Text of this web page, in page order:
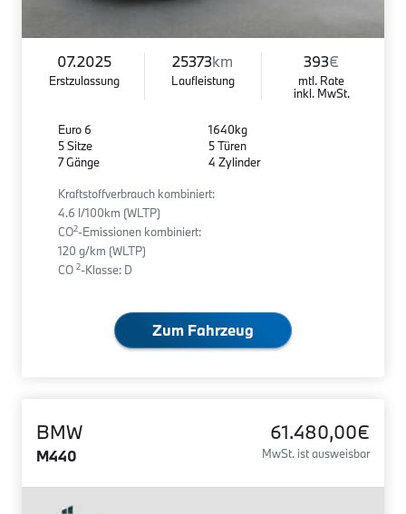
07.2025
Erstzulassung
25373km
Laufleistung
393€
mtl. Rate
inkl. MwSt.
Euro 6
5 Sitze
7 Gänge
1640kg
5 Türen
4 Zylinder
Kraftstoffverbrauch kombiniert:
4.6 l/100km (WLTP)
CO2-Emissionen kombiniert:
120 g/km (WLTP)
CO 2-Klasse: D
Zum Fahrzeug
BMW
M440
61.480,00€
MwSt. ist ausweisbar